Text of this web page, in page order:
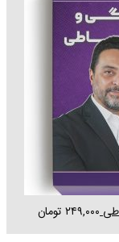
۲۴۹,۰۰۰ تومان